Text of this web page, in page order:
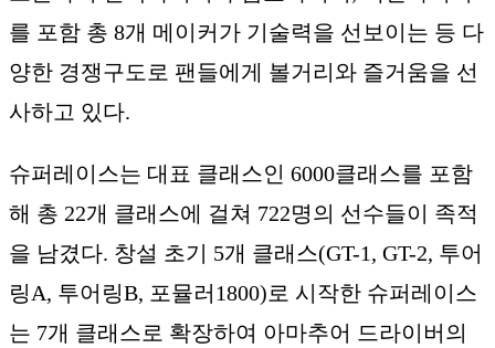
를 포함 총 8개 메이커가 기술력을 선보이는 등 다
양한 경쟁구도로 팬들에게 볼거리와 즐거움을 선
사하고 있다.
슈퍼레이스는 대표 클래스인 6000클래스를 포함
해 총 22개 클래스에 걸쳐 722명의 선수들이 족적
을 남겼다. 창설 초기 5개 클래스(GT-1, GT-2, 투어
링A, 투어링B, 포뮬러1800)로 시작한 슈퍼레이스
는 7개 클래스로 확장하여 아마추어 드라이버의